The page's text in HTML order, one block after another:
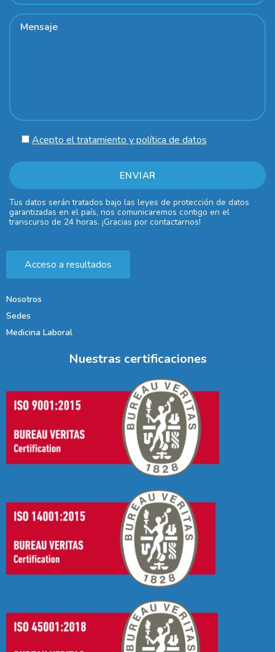
Acepto el tratamiento y política de datos
Tus datos serán tratados bajo las leyes de protección de datos
garantizadas en el país, nos comunicaremos contigo en el
transcurso de 24 horas. ¡Gracias por contactarnos!
Acceso a resultados
Nosotros
Sedes
Medicina Laboral
Nuestras certificaciones